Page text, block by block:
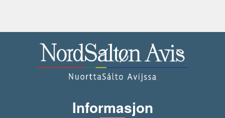
Informasjon